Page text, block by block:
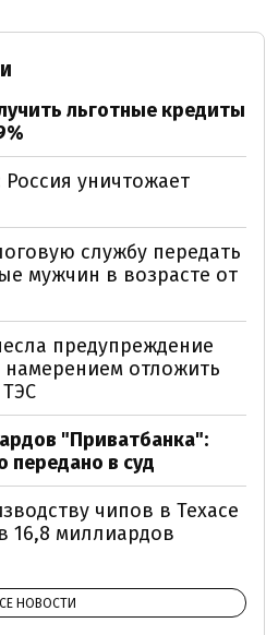
льготные кредиты
Россия уничтожает
службу передать
мужчин в возрасте от
предупреждение
отложить
"Приватбанка":
передано в суд
чипов в Техасе
16,8 миллиардов
НОВОСТИ